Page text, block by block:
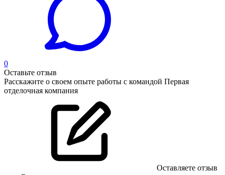
0
Оставьте отзыв
Расскажите о своем опыте работы с командой Первая
отделочная компания
Оставляете отзыв